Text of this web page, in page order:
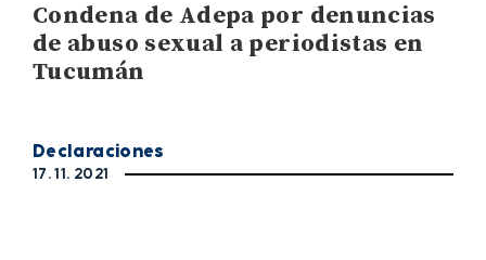
Condena de Adepa por denuncias
de abuso sexual a periodistas en
Tucumán
Declaraciones
17. 11. 2021